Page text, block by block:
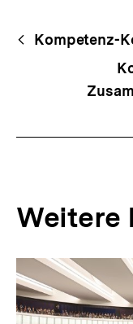
Content-
Navigation
Kompetenz-
Weitere
Inhaltskarousell
für
weitere
Inhalte
Inhaltskarussell
überspringen